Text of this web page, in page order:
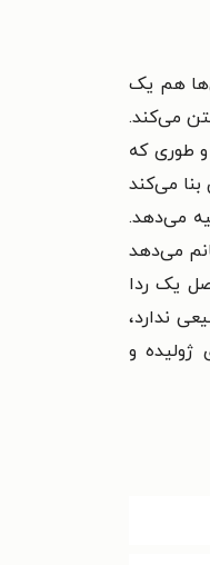
هم یک
می‌کند.
طوری که
می‌کند
می‌دهد.
می‌دهد
یک ردا
ندارد،
ژولیده و